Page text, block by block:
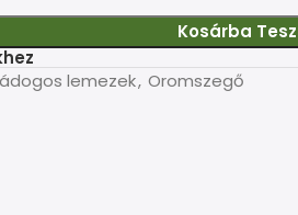
Kosárba
lemezek, Oromszegő